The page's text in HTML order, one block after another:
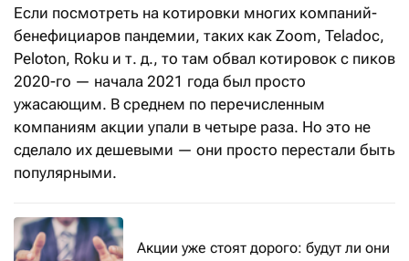
Если посмотреть на котировки многих компаний-
бенефициаров пандемии, таких как Zoom, Teladoc,
Peloton, Roku и т. д., то там обвал котировок с пиков
2020-го — начала 2021 года был просто
ужасающим. В среднем по перечисленным
компаниям акции упали в четыре раза. Но это не
сделало их дешевыми — они просто перестали быть
популярными.
Акции уже стоят дорого: будут ли они